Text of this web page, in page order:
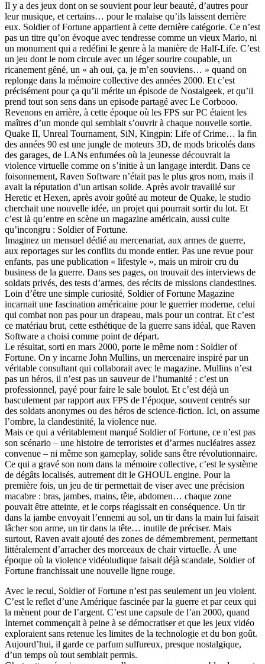
Il y a des jeux dont on se souvient pour leur beauté, d’autres pour
leur musique, et certains… pour le malaise qu’ils laissent derrière
eux. Soldier of Fortune appartient à cette dernière catégorie. Ce n’est
pas un titre qu’on évoque avec tendresse comme un vieux Mario, ni
un monument qui a redéfini le genre à la manière de Half-Life. C’est
un jeu dont le nom circule avec un léger sourire coupable, un
ricanement gêné, un « ah oui, ça, je m’en souviens… » quand on
replonge dans la mémoire collective des années 2000. Et c’est
précisément pour ça qu’il mérite un épisode de Nostalgeek, et qu’il
prend tout son sens dans un episode partagé avec Le Corbooo.
Revenons en arrière, à cette époque où les FPS sur PC étaient les
maîtres d’un monde qui semblait s’ouvrir à chaque nouvelle sortie.
Quake II, Unreal Tournament, SiN, Kingpin: Life of Crime… la fin
des années 90 est une jungle de moteurs 3D, de mods bricolés dans
des garages, de LANs enfumées où la jeunesse découvrait la
violence virtuelle comme on s’initie à un langage interdit. Dans ce
foisonnement, Raven Software n’était pas le plus gros nom, mais il
avait la réputation d’un artisan solide. Après avoir travaillé sur
Heretic et Hexen, après avoir goûté au moteur de Quake, le studio
cherchait une nouvelle idée, un projet qui pourrait sortir du lot. Et
c’est là qu’entre en scène un magazine américain, aussi culte
qu’incongru : Soldier of Fortune.
Imaginez un mensuel dédié au mercenariat, aux armes de guerre,
aux reportages sur les conflits du monde entier. Pas une revue pour
enfants, pas une publication « lifestyle », mais un miroir cru du
business de la guerre. Dans ses pages, on trouvait des interviews de
soldats privés, des tests d’armes, des récits de missions clandestines.
Loin d’être une simple curiosité, Soldier of Fortune Magazine
incarnait une fascination américaine pour le guerrier moderne, celui
qui combat non pas pour un drapeau, mais pour un contrat. Et c’est
ce matériau brut, cette esthétique de la guerre sans idéal, que Raven
Software a choisi comme point de départ.
Le résultat, sorti en mars 2000, porte le même nom : Soldier of
Fortune. On y incarne John Mullins, un mercenaire inspiré par un
véritable consultant qui collaborait avec le magazine. Mullins n’est
pas un héros, il n’est pas un sauveur de l’humanité : c’est un
professionnel, payé pour faire le sale boulot. Et c’est déjà un
basculement par rapport aux FPS de l’époque, souvent centrés sur
des soldats anonymes ou des héros de science-fiction. Ici, on assume
l’ombre, la clandestinité, la violence nue.
Mais ce qui a véritablement marqué Soldier of Fortune, ce n’est pas
son scénario – une histoire de terroristes et d’armes nucléaires assez
convenue – ni même son gameplay, solide sans être révolutionnaire.
Ce qui a gravé son nom dans la mémoire collective, c’est le système
de dégâts localisés, autrement dit le GHOUL engine. Pour la
première fois, un jeu de tir permettait de viser avec une précision
macabre : bras, jambes, mains, tête, abdomen… chaque zone
pouvait être atteinte, et le corps réagissait en conséquence. Un tir
dans la jambe envoyait l’ennemi au sol, un tir dans la main lui faisait
lâcher son arme, un tir dans la tête… inutile de préciser. Mais
surtout, Raven avait ajouté des zones de démembrement, permettant
littéralement d’arracher des morceaux de chair virtuelle. À une
époque où la violence vidéoludique faisait déjà scandale, Soldier of
Fortune franchissait une nouvelle ligne rouge.
Avec le recul, Soldier of Fortune n’est pas seulement un jeu violent.
C’est le reflet d’une Amérique fascinée par la guerre et par ceux qui
la mènent pour de l’argent. C’est une capsule de l’an 2000, quand
Internet commençait à peine à se démocratiser et que les jeux vidéo
exploraient sans retenue les limites de la technologie et du bon goût.
Aujourd’hui, il garde ce parfum sulfureux, presque nostalgique,
d’un temps où tout semblait permis.